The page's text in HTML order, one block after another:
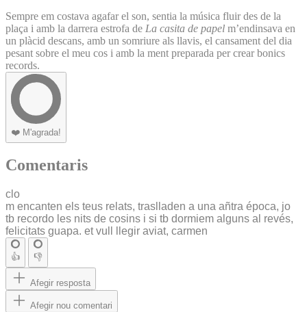
Sempre em costava agafar el son, sentia la música fluir des de la
plaça i amb la darrera estrofa de La casita de papel m’endinsava en
un plàcid descans, amb un somriure als llavis, el cansament del dia
pesant sobre el meu cos i amb la ment preparada per crear bonics
records.
❤️ M'agrada!
Comentaris
clo
m encanten els teus relats, traslladen a una añtra época, jo
tb recordo les nits de cosins i si tb dormiem alguns al revés,
felicitats guapa. et vull llegir aviat, carmen
👍 👎
Afegir resposta
Afegir nou comentari